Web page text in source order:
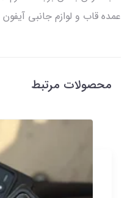
عمده قاب و لوازم جانبی آیفون
محصولات مرتبط